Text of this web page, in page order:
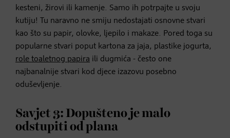
kesteni, žirovi ili kamenje. Samo ih potrpajte u svoju
kutiju! Tu naravno ne smiju nedostajati osnovne stvari
kao što su papir, olovke, ljepilo i makaze. Pored toga su
popularne stvari poput kartona za jaja, plastike jogurta,
role toaletnog papira ili dugmića - često one
najbanalnije stvari kod djece izazovu posebno
oduševljenje.
Savjet 3: Dopušteno je malo
odstupiti od plana